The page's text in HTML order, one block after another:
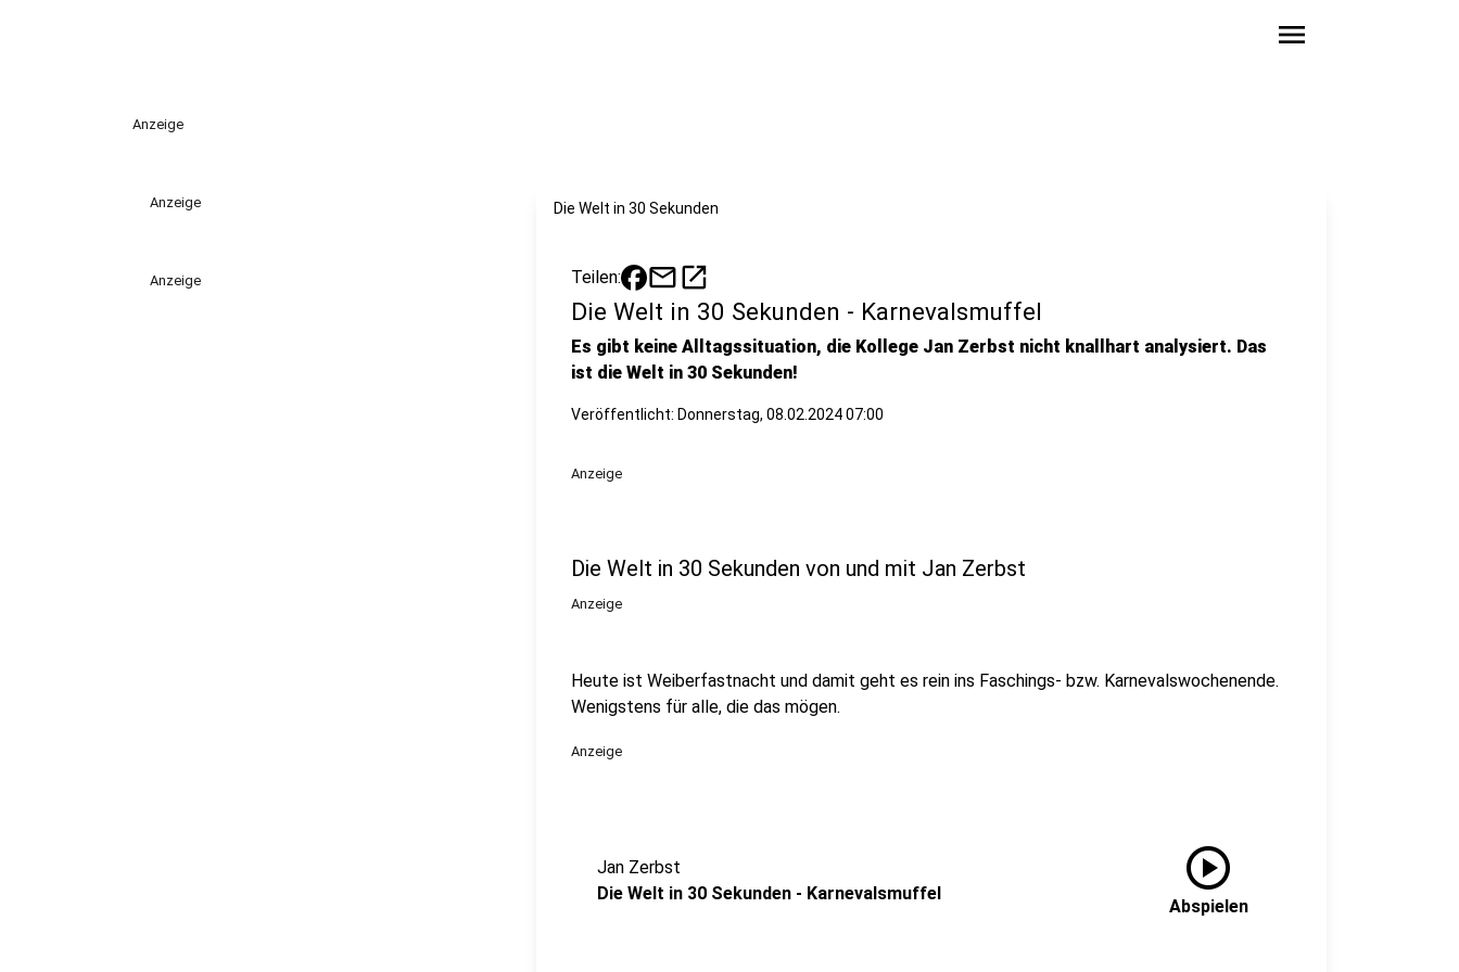
menu
Anzeige
Anzeige
Anzeige
Die Welt in 30 Sekunden
Teilen: mailopen_in_new
Die Welt in 30 Sekunden - Karnevalsmuffel
Es gibt keine Alltagssituation, die Kollege Jan Zerbst nicht knallhart analysiert. Das
ist die Welt in 30 Sekunden!
Veröffentlicht: Donnerstag, 08.02.2024 07:00
Anzeige
Die Welt in 30 Sekunden von und mit Jan Zerbst
Anzeige
Heute ist Weiberfastnacht und damit geht es rein ins Faschings- bzw. Karnevalswochenende.
Wenigstens für alle, die das mögen.
Anzeige
Jan Zerbst
Die Welt in 30 Sekunden - Karnevalsmuffel
play_circle
Abspielen